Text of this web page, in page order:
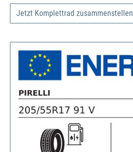
Jetzt Komplettrad zusammenstellen